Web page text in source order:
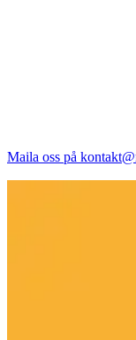
Maila oss på